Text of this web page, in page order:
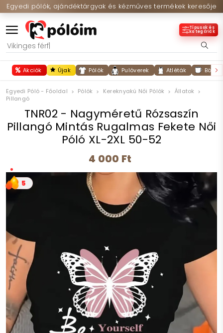
Egyedi pólók, ajándéktárgyak és kézműves termékek keresője
Típusok és
kategóriák
Akciók Újak Pólók Pulóverek Atléták
Egyedi Póló - Főoldal Pólók Kereknyakú Női Pólók
Állatok
Pillangó
TNR02 - Nagyméretű Rózsaszín
Pillangó Mintás Rugalmas Fekete Női
Póló XL-2XL 50-52
4 000 Ft
5